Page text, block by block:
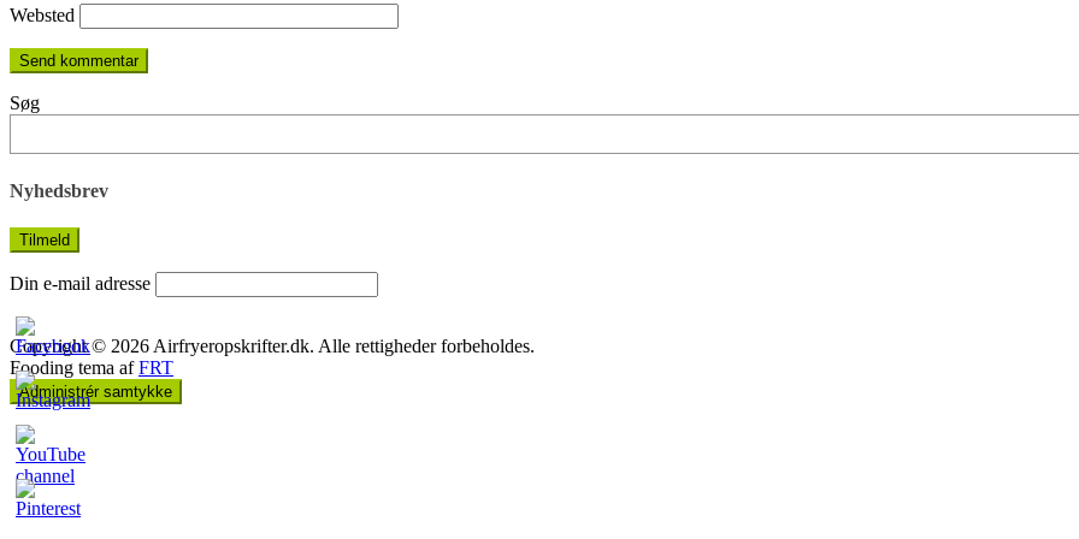
Websted
Søg
Nyhedsbrev
Din e-mail adresse
Copyright © 2026 Airfryeropskrifter.dk. Alle rettigheder forbeholdes.
Fooding tema afFRT
Administrér samtykke